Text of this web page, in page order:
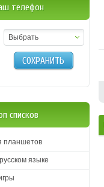
телефон
Выбрать
СОХРАНИТЬ
списков
планшетов
языке